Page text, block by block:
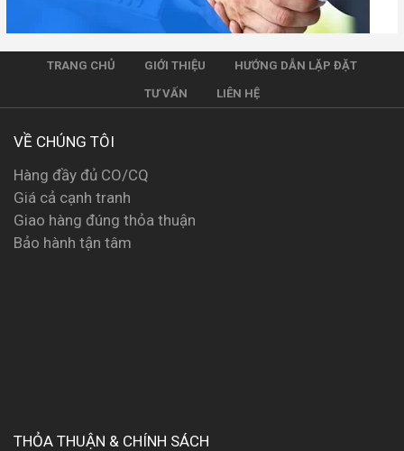
TRANG CHỦ GIỚI THIỆU HƯỚNG DẪN LẶP ĐẶT
TƯ VẤN LIÊN HỆ
VỀ CHÚNG TÔI
Hàng đầy đủ CO/CQ
Giá cả cạnh tranh
Giao hàng đúng thỏa thuận
Bảo hành tận tâm
THỎA THUẬN & CHÍNH SÁCH